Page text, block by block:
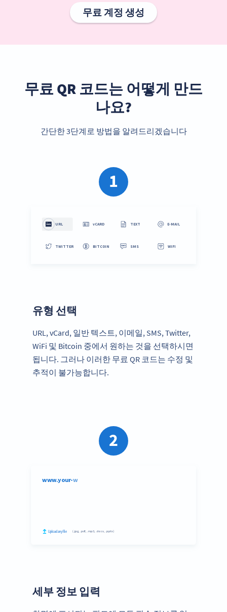
무료 계정 생성
무료 QR 코드는 어떻게 만드
나요?
간단한 3단계로 방법을 알려드리겠습니다
1
유형 선택
URL, vCard, 일반 텍스트, 이메일, SMS, Twitter,
WiFi 및 Bitcoin 중에서 원하는 것을 선택하시면
됩니다. 그러나 이러한 무료 QR 코드는 수정 및
추적이 불가능합니다.
2
세부 정보 입력